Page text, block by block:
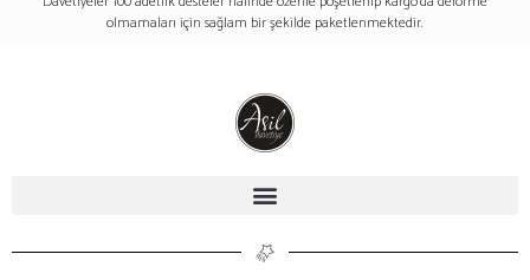
olmamaları için sağlam bir şekilde paketlenmektedir.